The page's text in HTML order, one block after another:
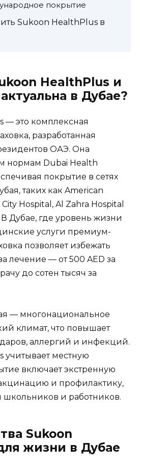
покрытие
Sukoon HealthPlus в
HealthPlus и
в Дубае?
— это комплексная
разработанная
ОАЭ. Она
нормам Dubai Health
покрытие в сетях
таких как American
Hospital, Al Zahra Hospital
Дубае, где уровень жизни
услуги премиум-
позволяет избежать
лечение — от 500 AED за
до сотен тысяч за
— многонациональное
климат, что повышает
аллергий и инфекций.
учитывает местную
включает экстренную
и профилактику,
школьников и работников.
Sukoon
жизни в Дубае